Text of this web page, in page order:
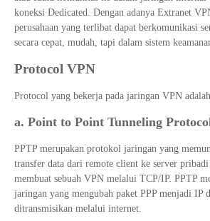
koneksi Dedicated. Dengan adanya Extranet
perusahaan yang terlibat dapat berkomunikasi
secara cepat, mudah, tapi dalam sistem
Protocol VPN
Protocol yang bekerja pada jaringan VPN
a. Point to Point Tunneling
PPTP merupakan protokol jaringan yang
transfer data dari remote client ke server pribadi
membuat sebuah VPN melalui TCP/IP. PPTP
jaringan yang mengubah paket PPP menjadi IP
ditransmisikan melalui internet.